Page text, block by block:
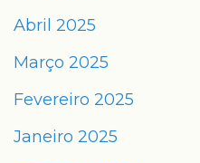
Abril 2025
Março 2025
Fevereiro 2025
Janeiro 2025